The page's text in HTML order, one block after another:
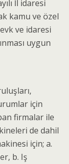
İl idaresi
kamu ve özel
ve idaresi
uygun
için
firmalar ile
de dahil
için; a.
b. Iş